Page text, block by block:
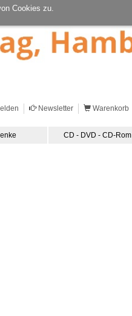
Cookies zu.
Newsletter Warenkorb
CD - DVD - CD-Rom